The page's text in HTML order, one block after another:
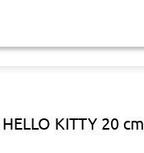
KITTY 20 cm